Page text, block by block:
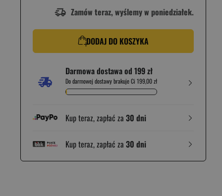
Zamów teraz, wyślemy w poniedziałek.
DODAJ DO KOSZYKA
Darmowa dostawa od 199 zł
Do darmowej dostawy brakuje Ci 199,00 zł
Kup teraz, zapłać za 30 dni
Kup teraz, zapłać za 30 dni